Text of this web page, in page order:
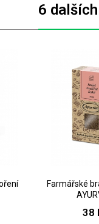
6
Farmářské
38